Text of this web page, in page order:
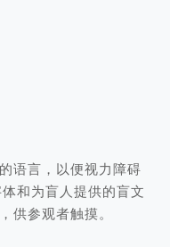
语言，以便视力障碍
和为盲人提供的盲文
供参观者触摸。